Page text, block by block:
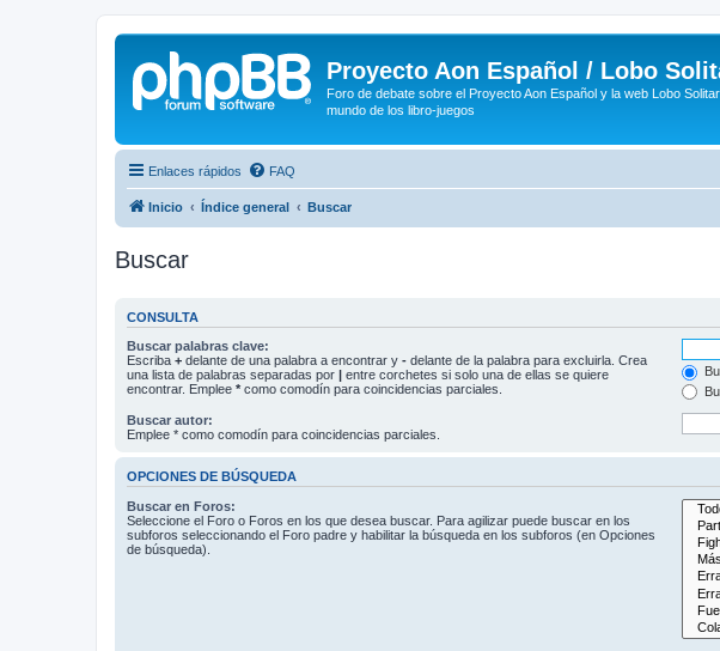
Proyecto Aon Español / Lobo
Foro de debate sobre el Proyecto Aon Español y la web Lobo
mundo de los libro-juegos
Enlaces rápidos FAQ
Inicio Índice general Buscar
Buscar
CONSULTA
Buscar palabras clave:
Escriba + delante de una palabra a encontrar y - delante de la palabra para excluirla. Crea
una lista de palabras separadas por | entre corchetes si solo una de ellas se quiere
encontrar. Emplee * como comodín para coincidencias parciales.
Buscar autor:
Emplee * como comodín para coincidencias parciales.
OPCIONES DE BÚSQUEDA
Buscar en Foros:
Seleccione el Foro o Foros en los que desea buscar. Para agilizar puede buscar en los
subforos seleccionando el Foro padre y habilitar la búsqueda en los subforos (en Opciones
de búsqueda).